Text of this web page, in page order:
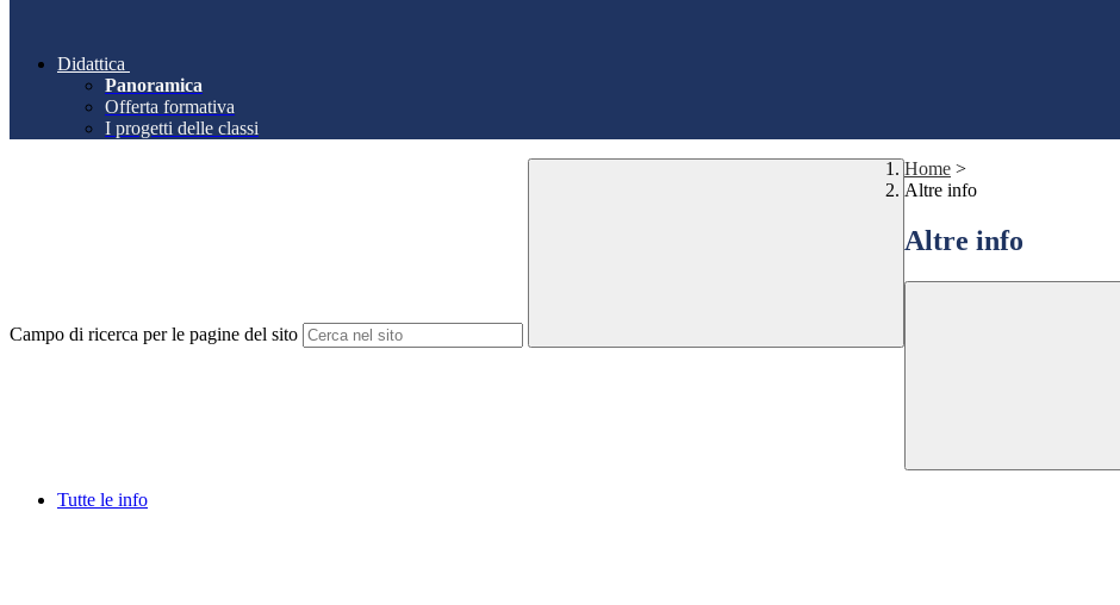
Didattica
Panoramica
Offerta formativa
I progetti delle classi
Campo di ricerca per le pagine del sito
Home >
Altre info
Altre info
Tutte le info